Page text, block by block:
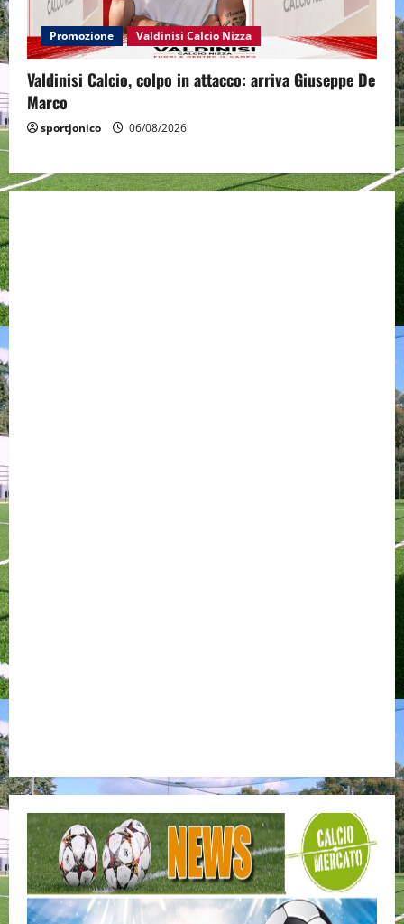
Promozione Valdinisi Calcio Nizza
Valdinisi Calcio, colpo in attacco: arriva Giuseppe De
Marco
sportjonico 06/08/2026